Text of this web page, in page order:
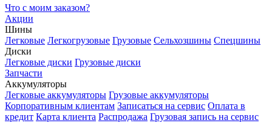
Что с моим заказом?
Акции
Шины
Легковые Легкогрузовые Грузовые Сельхозшины Спецшины
Диски
Легковые диски Грузовые диски
Запчасти
Аккумуляторы
Легковые аккумуляторы Грузовые аккумуляторы
Корпоративным клиентам Записаться на сервис Оплата в
кредит Карта клиента Распродажа Грузовая запись на сервис